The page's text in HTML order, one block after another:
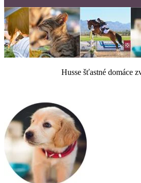
Husse šťastné domáce